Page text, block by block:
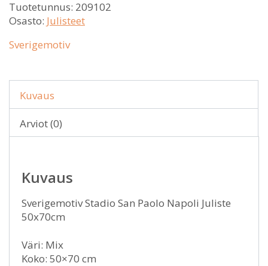
Tuotetunnus: 209102
Osasto: Julisteet
Sverigemotiv
Kuvaus
Arviot (0)
Kuvaus
Sverigemotiv Stadio San Paolo Napoli Juliste
50x70cm
Väri: Mix
Koko: 50×70 cm